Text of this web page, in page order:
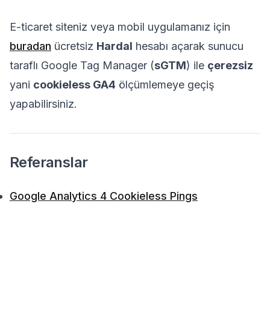
E-ticaret siteniz veya mobil uygulamanız için
buradan ücretsiz Hardal hesabı açarak sunucu
taraflı Google Tag Manager (sGTM) ile çerezsiz
yani cookieless GA4 ölçümlemeye geçiş
yapabilirsiniz.
Referanslar
Google Analytics 4 Cookieless Pings